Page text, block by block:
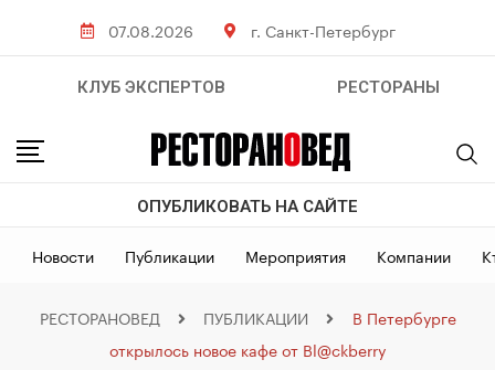
07.08.2026 г. Санкт-Петербург
КЛУБ ЭКСПЕРТОВ РЕСТОРАНЫ
ОПУБЛИКОВАТЬ НА САЙТЕ
Новости Публикации Мероприятия Компании
РЕСТОРАНОВЕД ПУБЛИКАЦИИ
В Петербурге
открылось новое кафе от Bl@ckberry